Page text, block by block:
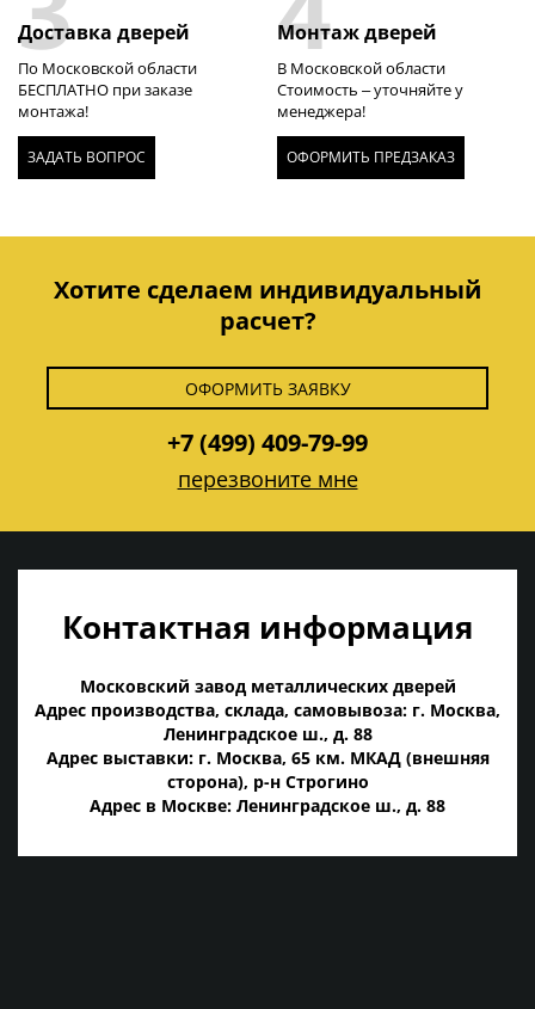
Доставка дверей
По Московской области
БЕСПЛАТНО при заказе
монтажа!
ЗАДАТЬ ВОПРОС
Монтаж дверей
В Московской области
Стоимость – уточняйте у
менеджера!
ОФОРМИТЬ ПРЕДЗАКАЗ
Хотите сделаем индивидуальный
расчет?
ОФОРМИТЬ ЗАЯВКУ
+7 (499) 409-79-99
перезвоните мне
Контактная информация
Московский завод металлических дверей
Адрес производства, склада, самовывоза: г. Москва,
Ленинградское ш., д. 88
Адрес выставки: г. Москва, 65 км. МКАД (внешняя
сторона), р-н Строгино
Адрес в Москве: Ленинградское ш., д. 88